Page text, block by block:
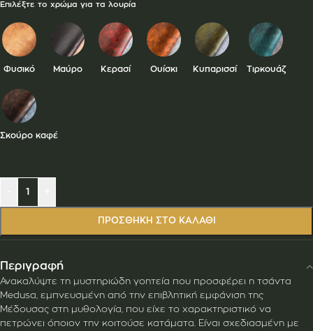
Επιλέξτε το χρώμα για τα λουρία
Φυσικό Μαύρο Κερασί Ουίσκι Κυπαρισσί Τιρκουάζ
Σκούρο καφέ
ΠΡΟΣΘΉΚΗ ΣΤΟ ΚΑΛΆΘΙ
Περιγραφή
Ανακαλύψτε τη μυστηριώδη γοητεία που προσφέρει η τσάντα
Medusa, εμπνευσμένη από την επιβλητική εμφάνιση της
Μέδουσας στη μυθολογία, που είχε το χαρακτηριστικό να
πετρώνει όποιον την κοιτούσε κατάματα. Είναι σχεδιασμένη με